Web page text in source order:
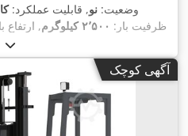
وضعیت: نو, قابلیت عملکرد:
ظرفیت بار: ۲٬۵۰۰ کیلوگرم , ارتفاع
, مرکز ثقل بار:
نوع دکل:تلسكوپی, قدرت:۳۵ کیلووات (۴۷٫۵۹ اسب بخار)
V , نوع چرخ‌دنده: هیدرواستاتیک,
عرض شاسی شاخک:۱٬۲۹۸ میلی‌متر
, عرض چنگال: ۱۲۲ میلی‌متر
شعاع گردش (داخلی):
۲٬۷۰۰ میلی‌متر
آگهی کوچک